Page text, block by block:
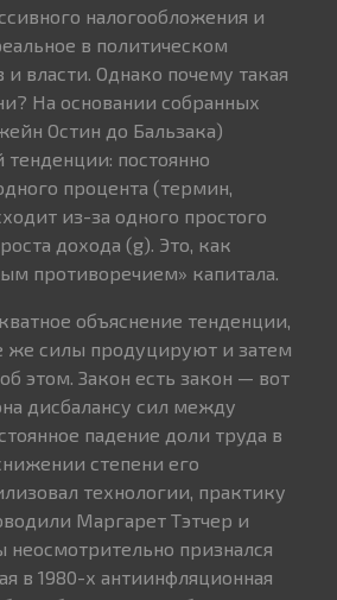
налогообложения и
в политическом
власти. Однако почему такая
На основании собранных
Остин до Бальзака)
постоянно
процента (термин,
из-за одного простого
дохода (g). Это, как
противоречием» капитала.
объяснение тенденции,
же силы продуцируют и затем
этом. Закон есть закон — вот
дисбалансу сил между
падение доли труда в
степени его
технологии, практику
Маргарет Тэтчер и
признался
в 1980-х антиинфляционная